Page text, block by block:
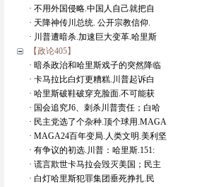
· 不用外国侵略.中国人自己就把自
· 天降神传川总统. 公开宗教信仰.
· 川普遭暗杀.加速巨大变革.哈里斯
【政论405】
· 暗杀政治和哈里斯戏子的突然降临
· 卡马拉比白灯更糟糕.川普起诉白
· 哈里斯破鞋破穿充脸面.不可能获
· 国会追究J6、刺杀川普责任；白哈
· 民主党选了个杂种.顶个球用.MAGA
· MAGA24百年变局.人类文明.美利坚
· 有争议的初选.川普：哈里斯.151:
· 谎言欺世卡马拉会毁灭美国；民主
· 白灯哈里斯犯罪集团垂死挣扎.民